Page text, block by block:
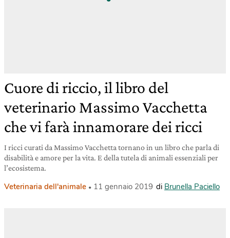
Cuore di riccio, il libro del
veterinario Massimo Vacchetta
che vi farà innamorare dei ricci
I ricci curati da Massimo Vacchetta tornano in un libro che parla di
disabilità e amore per la vita. E della tutela di animali essenziali per
l’ecosistema.
Veterinaria dell'animale 11 gennaio 2019 di Brunella Paciello